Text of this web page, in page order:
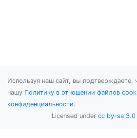
Используя наш сайт, вы подтверждаете,
нашу Политику в отношении файлов
конфиденциальности.
Licensed under cc by-sa 3.0